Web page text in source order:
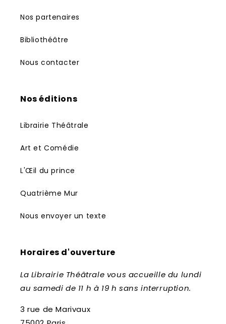
Nos partenaires
Bibliothéâtre
Nous contacter
Nos éditions
Librairie Théâtrale
Art et Comédie
L'Œil du prince
Quatrième Mur
Nous envoyer un texte
Horaires d'ouverture
La Librairie Théâtrale vous accueille du lundi
au samedi de 11 h à 19 h sans interruption.
3 rue de Marivaux